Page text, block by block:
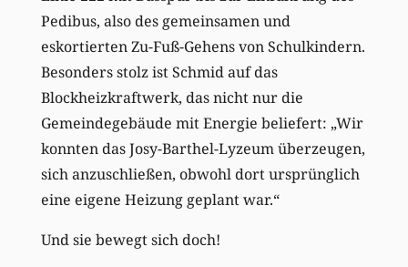
Pedibus, also des gemeinsamen und
eskortierten Zu-Fuß-Gehens von Schulkindern.
Besonders stolz ist Schmid auf das
Blockheizkraftwerk, das nicht nur die
Gemeindegebäude mit Energie beliefert: „Wir
konnten das Josy-Barthel-Lyzeum überzeugen,
sich anzuschließen, obwohl dort ursprünglich
eine eigene Heizung geplant war.“
Und sie bewegt sich doch!